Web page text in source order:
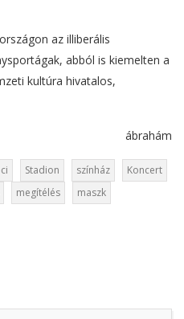
az illiberális
abból is kiemelten a
kultúra hivatalos,
ábrahám
Stadion színház
Koncert
megítélés
maszk